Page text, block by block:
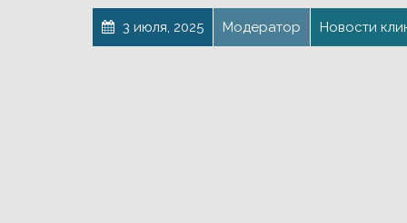
3 июля, 2025 Модератор Новости